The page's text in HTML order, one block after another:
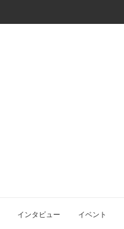
インタビュー イベント